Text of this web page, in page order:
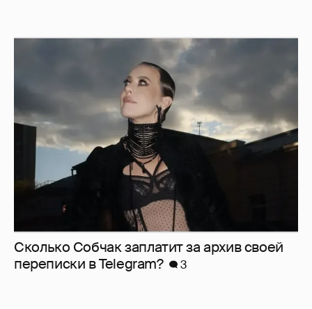
Сколько Собчак заплатит за архив своей
перeписки в Telegram?
3